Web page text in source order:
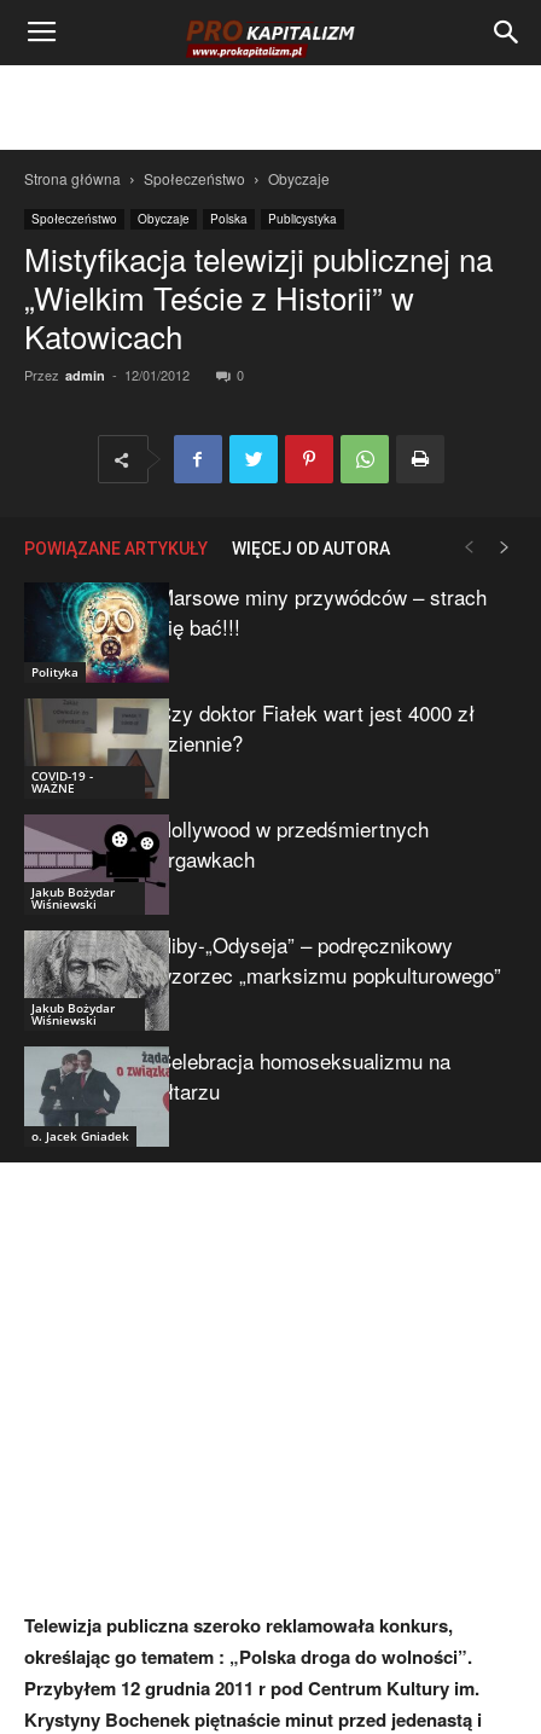
Strona główna Społeczeństwo Obyczaje
Społeczeństwo Obyczaje Polska Publicystyka
Mistyfikacja telewizji publicznej na
„Wielkim Teście z Historii” w
Katowicach
Przez admin - 12/01/2012 0
POWIĄZANE ARTYKUŁY WIĘCEJ OD AUTORA
Polityka
Marsowe miny przywódców – strach
się bać!!!
COVID-19 -
WAŻNE
Czy doktor Fiałek wart jest 4000 zł
dziennie?
Jakub Bożydar
Wiśniewski
Hollywood w przedśmiertnych
drgawkach
Jakub Bożydar
Wiśniewski
Niby-„Odyseja” – podręcznikowy
wzorzec „marksizmu popkulturowego”
o. Jacek Gniadek
Celebracja homoseksualizmu na
ołtarzu
Telewizja publiczna szeroko reklamowała konkurs,
określając go tematem : „Polska droga do wolności”.
Przybyłem 12 grudnia 2011 r pod Centrum Kultury im.
Krystyny Bochenek piętnaście minut przed jedenastą i